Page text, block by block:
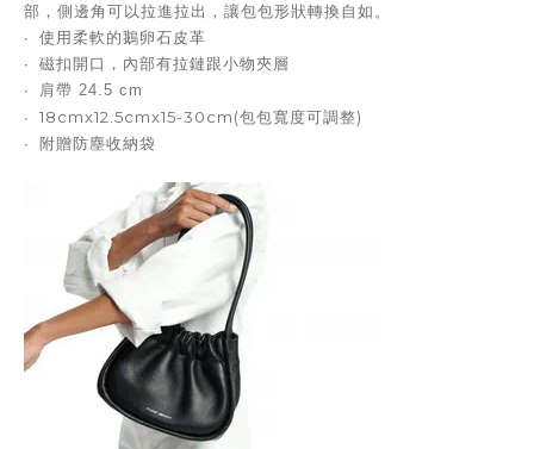
部，側邊角可以拉進拉出，讓包包形狀轉換自如。
∙ 使用柔軟的鵝卵石皮革
∙ 磁扣開口，內部有拉鏈跟小物夾層
∙ 肩帶 24.5 cm
∙ 18cmx12.5cmx15-30cm(包包寬度可調整)
∙ 附贈防塵收納袋